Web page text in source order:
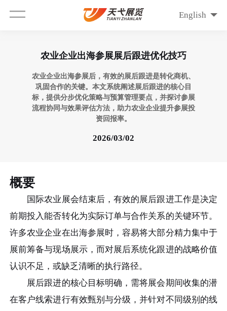
English
农业企业出海参展展后跟进优化技巧
农业企业出海参展后，有效的展后跟进是转化商机、
巩固合作的关键。本文系统阐述展后跟进的核心目
标，提供分步优化策略与预算管理要点，并探讨参展
流程协同与效果评估方法，助力农业企业提升参展投
资回报率。
2026/03/02
概要
国际农业展会结束后，有效的展后跟进工作是决定
前期投入能否转化为实际订单与合作关系的关键环节。
许多农业企业在出海参展时，容易将大部分精力集中于
展前筹备与现场展示，而对展后系统化跟进的战略价值
认识不足，或缺乏清晰的执行路径。
展后跟进的核心目标明确，需将展会期间收集的潜
在客户线索进行有效甄别与分级，并针对不同级别的线